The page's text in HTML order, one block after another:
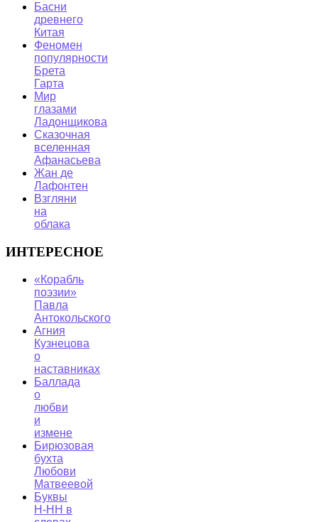
Басни
древнего
Китая
Феномен
популярности
Брета
Гарта
Мир
глазами
Ладонщикова
Сказочная
вселенная
Афанасьева
Жан де
Лафонтен
Взгляни
на
облака
ИНТЕРЕСНОЕ
«Корабль
поэзии»
Павла
Антокольского
Агния
Кузнецова
о
наставниках
Баллада
о
любви
и
измене
Бирюзовая
бухта
Любови
Матвеевой
Буквы
Н-НН в